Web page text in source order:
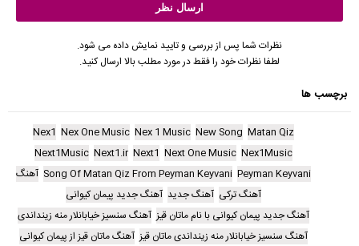
نظرات شما پس از بررسی و تایید نمایش داده می شود.
لطفا نظرات خود را فقط در مورد مطلب بالا ارسال کنید.
برچسب ها
Matan Qiz
New Song
Nex 1 Music
Nex One Music
Nex1
Nex1Music
Next One Music
Next1
Next1.ir
Next1Music
Peyman Keyvani
Song Of Matan Qiz From Peyman Keyvani آهنگ
آهنگ ترکی آهنگ جدید آهنگ جدید پیمان کیوانی
آهنگ جدید پیمان کیوانی با نام ماتان قیز آهنگ سنسیز خیابانلار منه زینداندی
آهنگ سنسیز خیابانلار منه زینداندی ماتان قیز آهنگ ماتان قیز از پیمان کیوانی